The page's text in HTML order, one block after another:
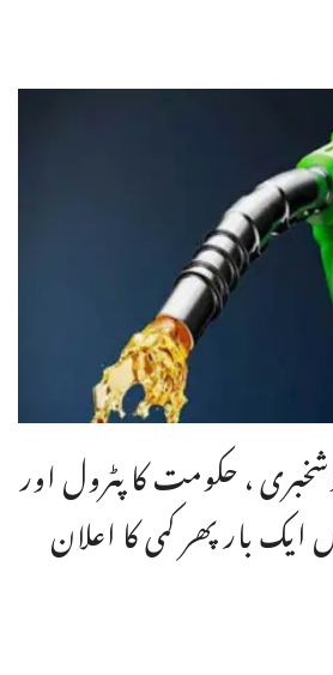
، حکومت کا پٹرول اور
ایک بار پھر کمی کا اعلان